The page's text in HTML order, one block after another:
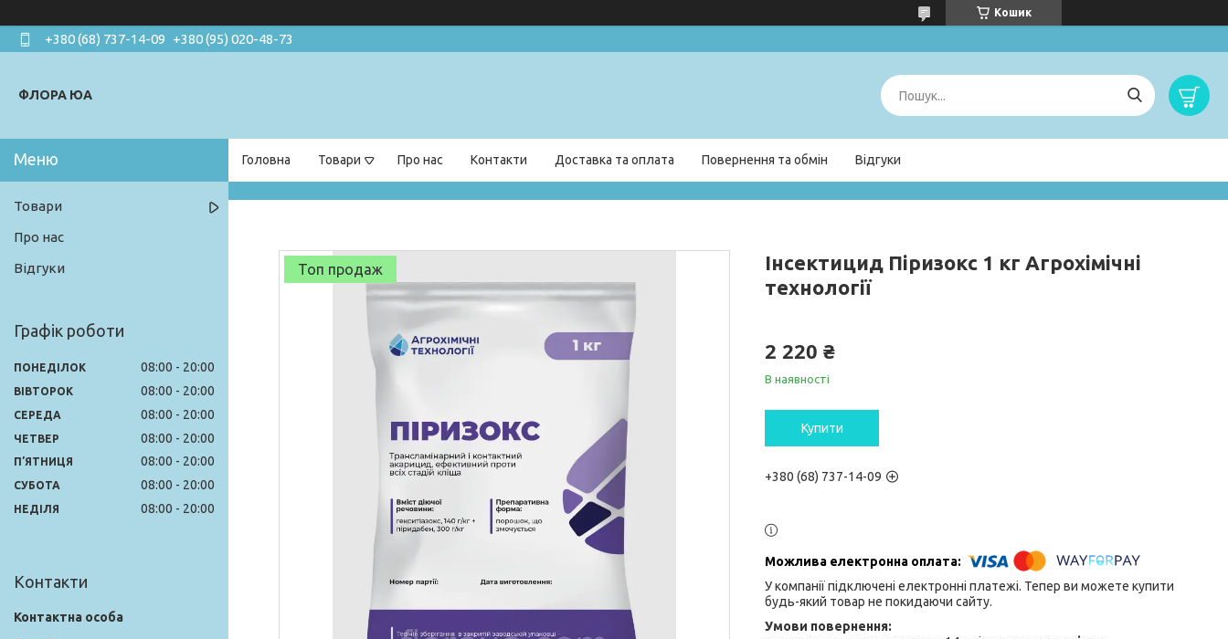
Кошик
+380 (68) 737-14-09 +380 (95) 020-48-73
ФЛОРА ЮА
Головна Товари Про нас Контакти Доставка та оплата Повернення та обмін Відгуки
Топ продаж
Інсектицид Піризокс 1 кг Агрохімічні
технології
2 220 ₴
В наявності
Купити
+380 (68) 737-14-09
У компанії підключені електронні платежі. Тепер ви можете купити
будь-який товар не покидаючи сайту.
Товари
Про нас
Відгуки
Графік роботи
ПОНЕДІЛОК 08:00 20:00
ВІВТОРОК 08:00 20:00
СЕРЕДА 08:00 20:00
ЧЕТВЕР 08:00 20:00
ПʼЯТНИЦЯ 08:00 20:00
СУБОТА 08:00 20:00
НЕДІЛЯ 08:00 20:00
Контакти